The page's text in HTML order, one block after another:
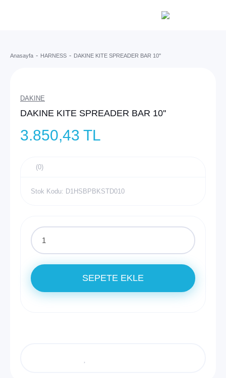
Anasayfa HARNESS DAKINE KITE SPREADER BAR 10''
DAKINE
DAKINE KITE SPREADER BAR 10''
3.850,43 TL
(0)
Stok Kodu: D1HSBPBKSTD010
SEPETE EKLE